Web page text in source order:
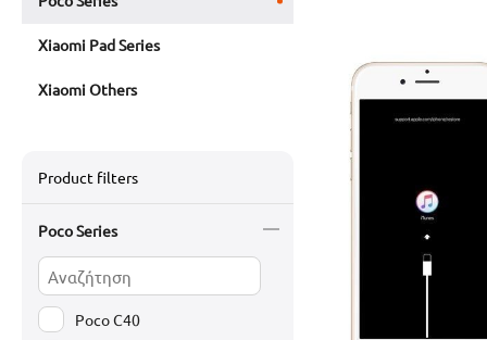
Xiaomi Pad Series
Xiaomi Others
Product filters
Poco Series
Poco C40